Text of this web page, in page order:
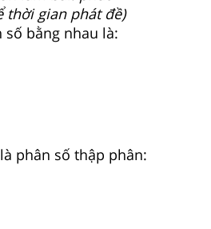
thời gian phát đề)
số bằng nhau là:
phân số thập phân: